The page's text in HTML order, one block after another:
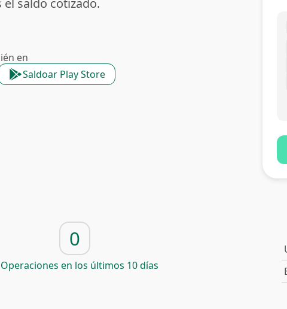
el saldo cotizado.
en
Saldoar Play Store
0
Operaciones en los últimos 10 días